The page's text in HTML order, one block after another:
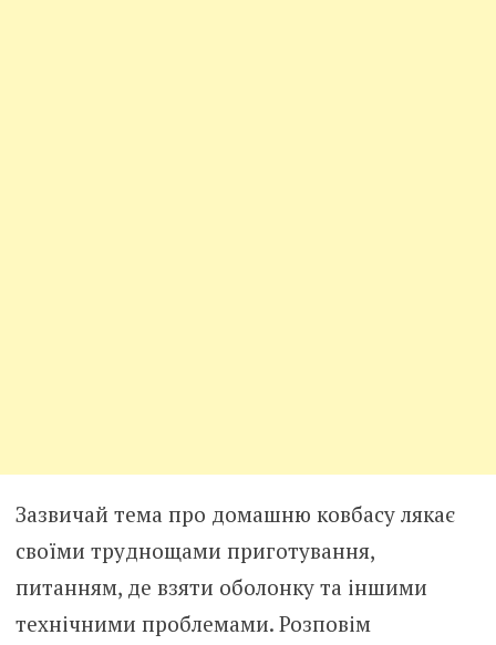
Зазвичай тема про домашню ковбасу лякає
своїми труднощами приготування,
питанням, де взяти оболонку та іншими
технічними проблемами. Розповім